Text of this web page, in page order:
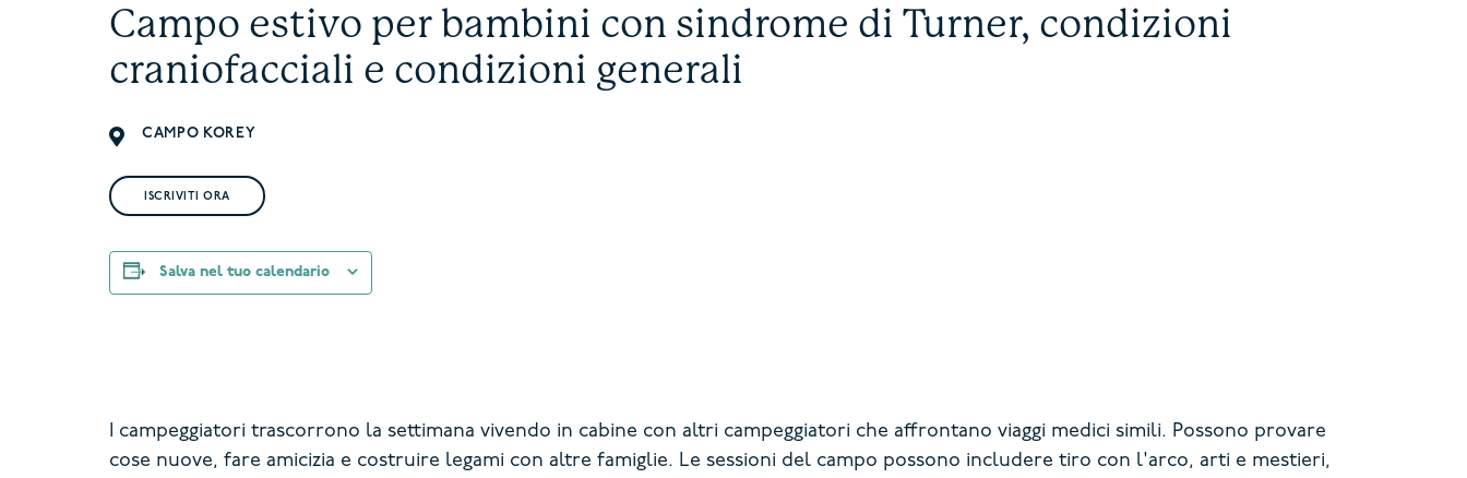
Campo estivo per bambini con sindrome di Turner, condizioni
craniofacciali e condizioni generali
CAMPO KOREY
ISCRIVITI ORA
Salva nel tuo calendario
I campeggiatori trascorrono la settimana vivendo in cabine con altri campeggiatori che affrontano viaggi medici simili. Possono provare
cose nuove, fare amicizia e costruire legami con altre famiglie. Le sessioni del campo possono includere tiro con l'arco, arti e mestieri,